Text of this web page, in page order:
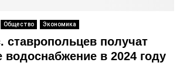
Общество Экономика
ставропольцев получат
водоснабжение в 2024 году